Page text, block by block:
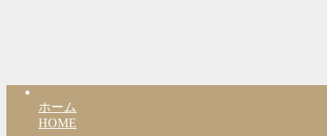
ホーム
HOME